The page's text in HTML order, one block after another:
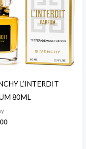
L’INTERDIT
80ML